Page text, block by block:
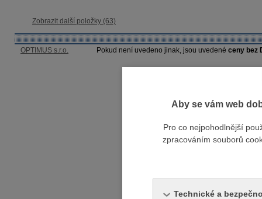
Zobrazit další položky (63)
OPTIMUS s.r.o. Pokud není uvedeno jinak, jsou uvedené ceny bez
Aby se vám web
Pro co nejpohodlnější
zpracováním souborů
Technické a